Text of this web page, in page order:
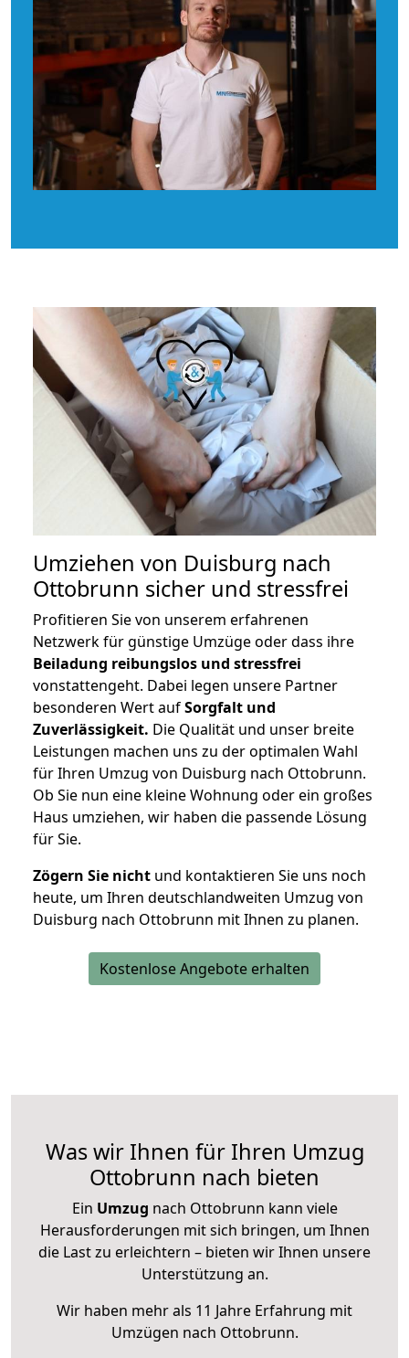
Umziehen von Duisburg nach
Ottobrunn sicher und stressfrei
Profitieren Sie von unserem erfahrenen
Netzwerk für günstige Umzüge oder dass ihre
Beiladung reibungslos und stressfrei
vonstattengeht. Dabei legen unsere Partner
besonderen Wert aufSorgfalt und
Zuverlässigkeit. Die Qualität und unser breite
Leistungen machen uns zu der optimalen Wahl
für Ihren Umzug von Duisburg nach Ottobrunn.
Ob Sie nun eine kleine Wohnung oder ein großes
Haus umziehen, wir haben die passende Lösung
für Sie.
Zögern Sie nicht und kontaktieren Sie uns noch
heute, um Ihren deutschlandweiten Umzug von
Duisburg nach Ottobrunn mit Ihnen zu planen.
Kostenlose Angebote erhalten
Was wir Ihnen für Ihren Umzug
Ottobrunn nach bieten
Ein Umzug nach Ottobrunn kann viele
Herausforderungen mit sich bringen, um Ihnen
die Last zu erleichtern – bieten wir Ihnen unsere
Unterstützung an.
Wir haben mehr als 11 Jahre Erfahrung mit
Umzügen nach Ottobrunn.